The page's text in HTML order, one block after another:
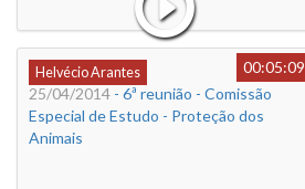
Helvécio Arantes
00:05:09
25/04/2014 - 6ª reunião - Comissão
Especial de Estudo - Proteção dos
Animais